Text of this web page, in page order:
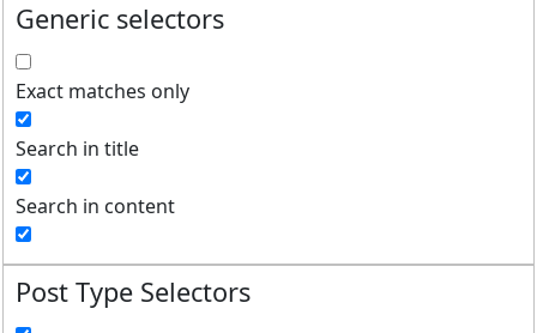
Generic selectors
Exact matches only
Search in title
Search in content
Post Type Selectors